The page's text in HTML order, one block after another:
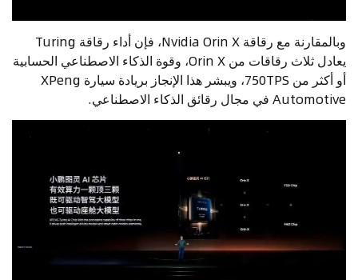
وبالمقارنة مع رقاقة Nvidia Orin X، فإن أداء رقاقة Turing
يعادل ثلاث رقاقات من Orin X، وقوة الذكاء الاصطناعي الحسابية
أو أكثر من 750TPS، ويبشر هذا الإنجاز بريادة سيارة XPeng
Automotive في مجال رقائق الذكاء الاصطناعي.